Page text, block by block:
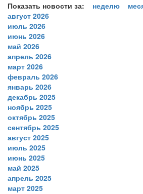
Показать новости за: неделю
август 2026
июль 2026
июнь 2026
май 2026
апрель 2026
март 2026
февраль 2026
январь 2026
декабрь 2025
ноябрь 2025
октябрь 2025
сентябрь 2025
август 2025
июль 2025
июнь 2025
май 2025
апрель 2025
март 2025